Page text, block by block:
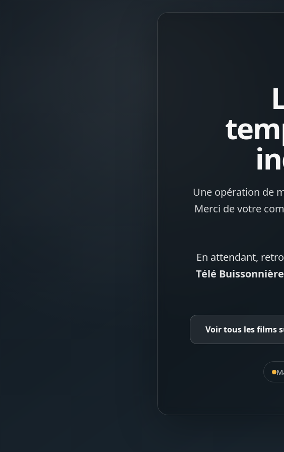
Une opération de
Merci de votre
En attendant,
Télé Buissonnière
Voir tous les films